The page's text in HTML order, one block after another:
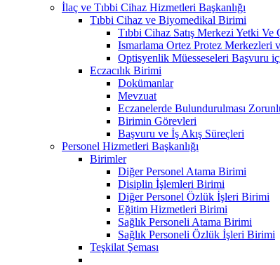
İlaç ve Tıbbi Cihaz Hizmetleri Başkanlığı
Tıbbi Cihaz ve Biyomedikal Birimi
Tıbbi Cihaz Satış Merkezi Yetki
Ismarlama Ortez Protez Merkezleri
Optisyenlik Müesseseleri Başvuru
Eczacılık Birimi
Dokümanlar
Mevzuat
Eczanelerde Bulundurulması
Birimin Görevleri
Başvuru ve İş Akış Süreçleri
Personel Hizmetleri Başkanlığı
Birimler
Diğer Personel Atama Birimi
Disiplin İşlemleri Birimi
Diğer Personel Özlük İşleri Birimi
Eğitim Hizmetleri Birimi
Sağlık Personeli Atama Birimi
Sağlık Personeli Özlük İşleri Birimi
Teşkilat Şeması